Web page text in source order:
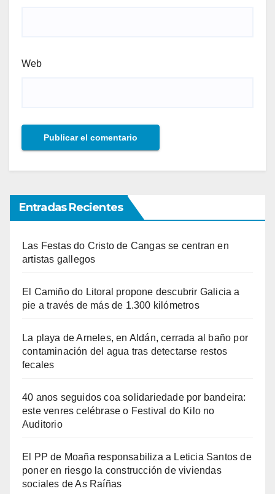
Web
Entradas Recientes
Las Festas do Cristo de Cangas se centran en
artistas gallegos
El Camiño do Litoral propone descubrir Galicia a
pie a través de más de 1.300 kilómetros
La playa de Arneles, en Aldán, cerrada al baño por
contaminación del agua tras detectarse restos
fecales
40 anos seguidos coa solidariedade por bandeira:
este venres celébrase o Festival do Kilo no
Auditorio
El PP de Moaña responsabiliza a Leticia Santos de
poner en riesgo la construcción de viviendas
sociales de As Raíñas